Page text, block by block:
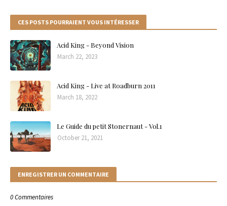
CES POSTS POURRAIENT VOUS INTÉRESSER
Acid King - Beyond Vision
March 22, 2023
Acid King - Live at Roadburn 2011
March 18, 2022
Le Guide du petit Stonernaut - Vol.1
October 21, 2021
ENREGISTRER UN COMMENTAIRE
0 Commentaires